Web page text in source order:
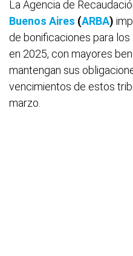
La Agencia de
Buenos Aires (ARBA)
de bonificaciones para los
en 2025, con mayores
mantengan sus
vencimientos de estos
marzo.